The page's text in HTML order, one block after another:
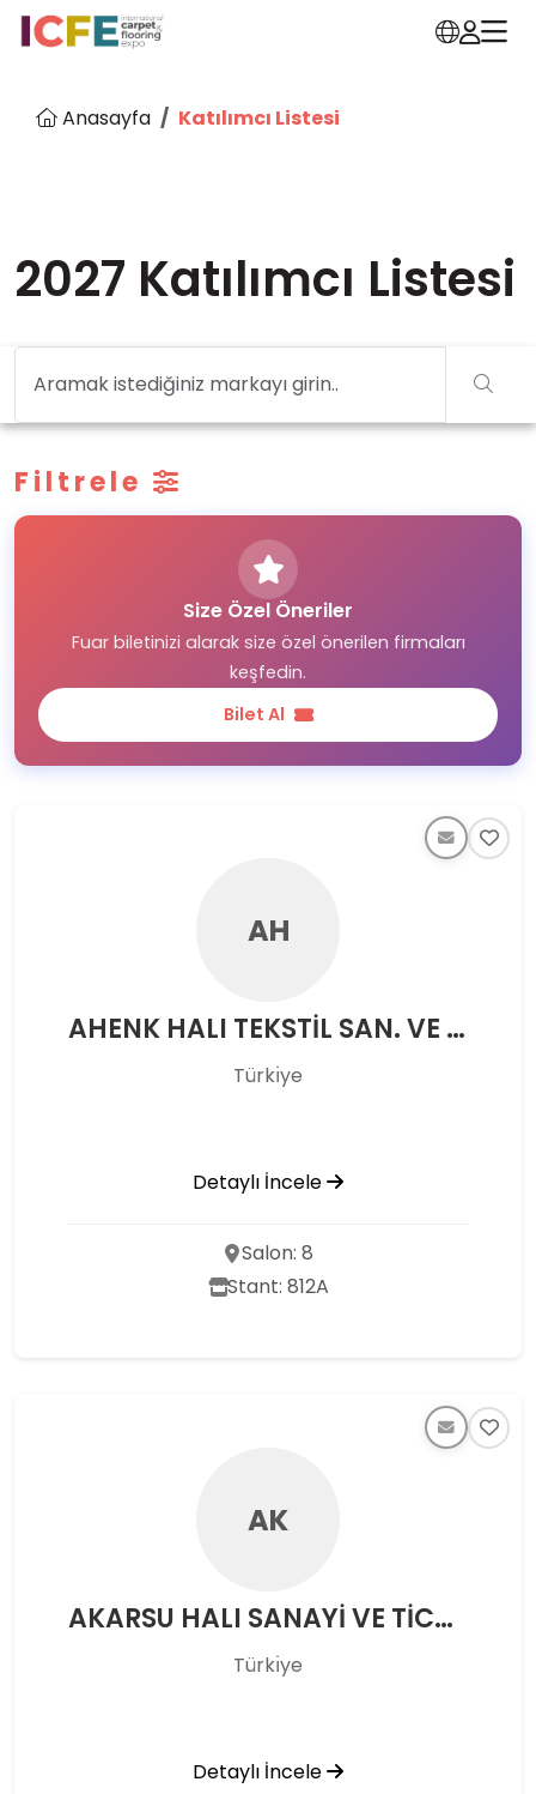
Anasayfa Katılımcı Listesi
2027 Katılımcı Listesi
Filtrele
Size Özel Öneriler
Fuar biletinizi alarak size özel önerilen firmaları
keşfedin.
Bilet Al
AH
AHENK HALI TEKSTİL SAN. VE TİC. LTD. ŞTİ.
Türkı̇ye
Detaylı İncele
Salon: 8
Stant: 812A
AK
AKARSU HALI SANAYİ VE TİCARET LTD. ŞTİ.
Türkı̇ye
Detaylı İncele